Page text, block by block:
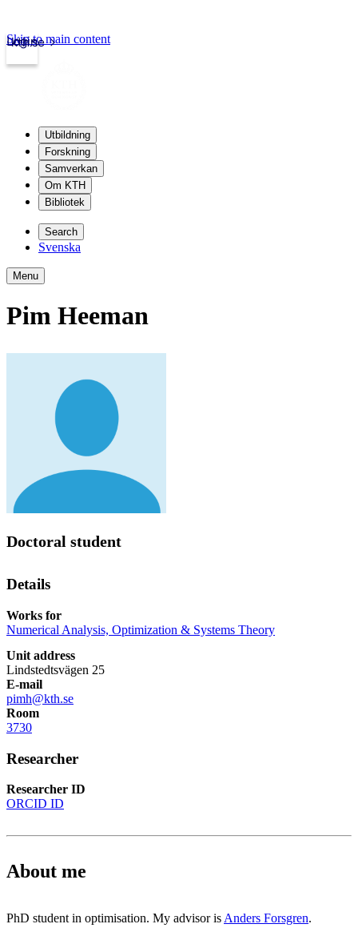
kth.se
Login
Skip to main content
Utbildning
Forskning
Samverkan
Om KTH
Bibliotek
Search
Svenska
Menu
Pim Heeman
Doctoral student
Details
Works for
Numerical Analysis, Optimization & Systems Theory
Unit address
Lindstedtsvägen 25
E-mail
pimh@kth.se
Room
3730
Researcher
Researcher ID
ORCID ID
About me
PhD student in optimisation. My advisor is Anders Forsgren.